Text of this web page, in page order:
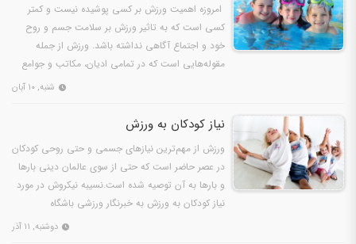
امروزه اهمیت ورزش بر کسی پوشیده نیست و کمتر
کسی است که به تاثیر ورزش بر سلامت جسم و روح
خود و اجتماع آگاهی نداشته باشد. ورزش از جمله
مقوله‌هایی است که در تمامی ادیان، مکاتب و جوامع
شنبه, ۱۰ آبان
نياز کودکان به ورزش
ورزش از مهم‌ترین نیازهای جسمی و حتی روحی کودکان
در عصر حاضر است که حتی از سوی عالمان دینی بارها
و بارها به آن توصیه شده است.نسیبه نیکروش در مورد
نیاز کودکان به ورزش به خبرنگار ورزشی باشگاه
دوشنبه, ۱۱ آذر